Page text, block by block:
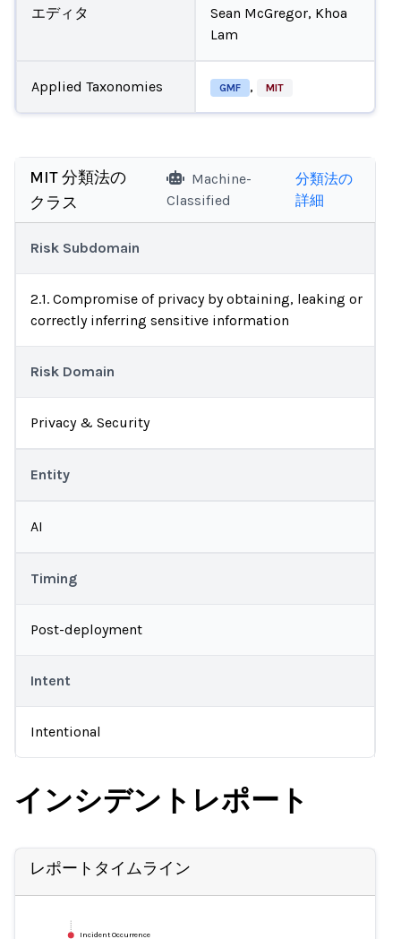
エディタ
Sean McGregor, Khoa
Lam
Applied Taxonomies GMF , MIT
MIT 分類法の
クラス
Machine-
Classified
分類法の
詳細
Risk Subdomain
2.1. Compromise of privacy by obtaining, leaking or
correctly inferring sensitive information
Risk Domain
Privacy & Security
Entity
AI
Timing
Post-deployment
Intent
Intentional
インシデントレポート
レポートタイムライン
Incident Occurrence